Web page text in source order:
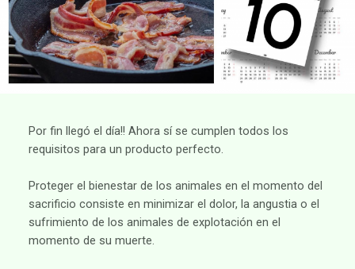
Por fin llegó el día!! Ahora sí se cumplen todos los
requisitos para un producto perfecto.
Proteger el bienestar de los animales en el momento del
sacrificio consiste en minimizar el dolor, la angustia o el
sufrimiento de los animales de explotación en el
momento de su muerte.